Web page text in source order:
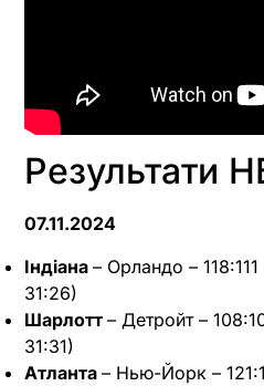
Результати
07.11.2024
Індіана – Орландо –
31:26)
Шарлотт – Детройт –
31:31)
Атланта – Нью-Йорк –